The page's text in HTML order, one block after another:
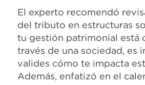
El experto recomendó
del tributo en estructuras
tu gestión patrimonial está
través de una sociedad, es
valides cómo te impacta
Además, enfatizó en el